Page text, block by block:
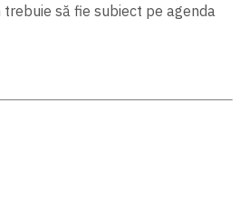
trebuie să fie subiect pe agenda